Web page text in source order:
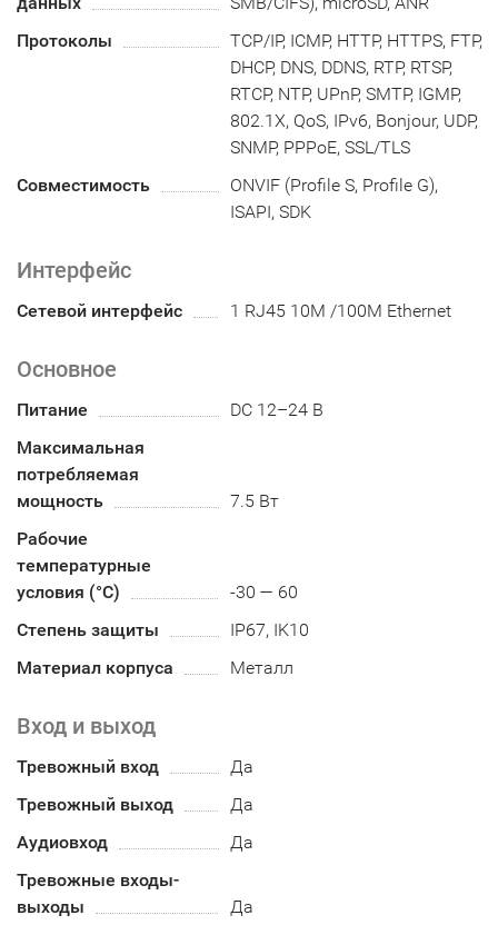
Протоколы
TCP/IP, ICMP, HTTP, HTTPS, FTP,
DHCP, DNS, DDNS, RTP, RTSP,
RTCP, NTP, UPnP, SMTP, IGMP,
802.1X, QoS, IPv6, Bonjour, UDP,
SNMP, PPPoE, SSL/TLS
Совместимость
ONVIF (Profile S, Profile G),
ISAPI, SDK
Интерфейс
Сетевой интерфейс 1 RJ45 10M /100M Ethernet
Основное
Питание
DC 12–24 В
Максимальная
потребляемая
мощность
7.5 Вт
Рабочие
температурные
условия (°С)
-30 — 60
Степень защиты
IP67, IK10
Материал корпуса
Металл
Вход и выход
Тревожный вход
Да
Тревожный выход
Да
Аудиовход
Да
Тревожные входы-
выходы
Да